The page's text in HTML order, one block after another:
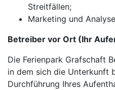
Streitfällen;
Marketing und
Betreiber vor Ort (Ihr
Die Ferienpark Grafschaft
in dem sich die Unterkunft
Durchführung Ihres